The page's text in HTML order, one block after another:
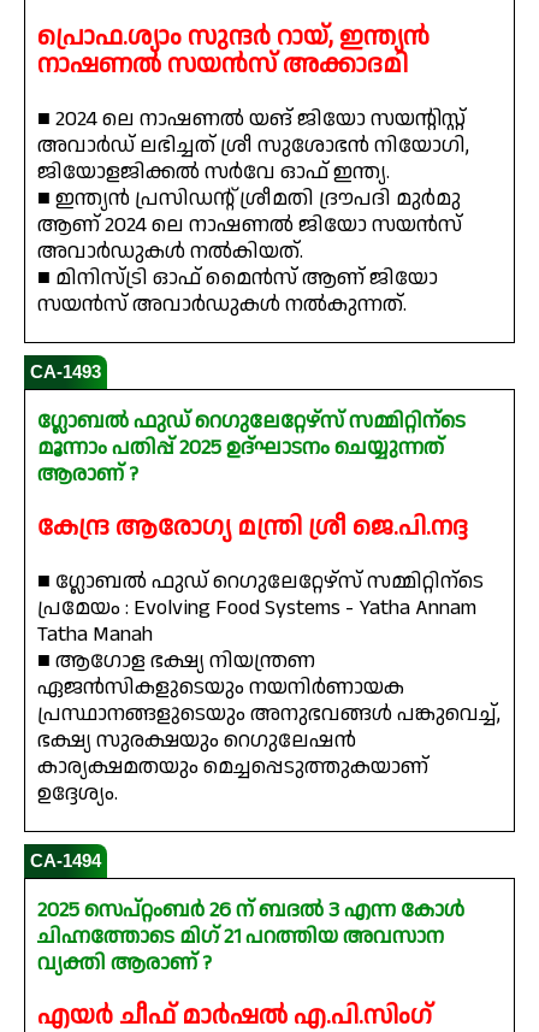
പ്രൊഫ.ശ്യാം സുന്ദർ റായ്, ഇന്ത്യൻ
നാഷണൽ സയൻസ് അക്കാദമി
■ 2024 ലെ നാഷണൽ യങ് ജിയോ സയന്റിസ്റ്റ്
അവാർഡ് ലഭിച്ചത് ശ്രീ സുശോഭൻ നിയോഗി,
ജിയോളജിക്കൽ സർവേ ഓഫ് ഇന്ത്യ.
■ ഇന്ത്യൻ പ്രസിഡന്റ് ശ്രീമതി ദ്രൗപദി മുർമു
ആണ് 2024 ലെ നാഷണൽ ജിയോ സയൻസ്
അവാർഡുകൾ നൽകിയത്.
■ മിനിസ്ട്രി ഓഫ് മൈൻസ് ആണ് ജിയോ
സയൻസ് അവാർഡുകൾ നൽകുന്നത്.
CA-1493
ഗ്ലോബൽ ഫുഡ് റെഗുലേറ്റേഴ്‌സ് സമ്മിറ്റിന്ടെ
മൂന്നാം പതിപ്പ് 2025 ഉദ്‌ഘാടനം ചെയ്യുന്നത്
ആരാണ് ?
കേന്ദ്ര ആരോഗ്യ മന്ത്രി ശ്രീ ജെ.പി.നദ്ദ
■ ഗ്ലോബൽ ഫുഡ് റെഗുലേറ്റേഴ്‌സ് സമ്മിറ്റിന്ടെ
പ്രമേയം : Evolving Food Systems - Yatha Annam
Tatha Manah
■ ആഗോള ഭക്ഷ്യ നിയന്ത്രണ
ഏജൻസികളുടെയും നയനിർണായക
പ്രസ്ഥാനങ്ങളുടെയും അനുഭവങ്ങൾ പങ്കുവെച്ച്,
ഭക്ഷ്യ സുരക്ഷയും റെഗുലേഷൻ
കാര്യക്ഷമതയും മെച്ചപ്പെടുത്തുകയാണ്
ഉദ്ദേശ്യം.
CA-1494
2025 സെപ്റ്റംബർ 26 ന് ബദൽ 3 എന്ന കോൾ
ചിഹ്നത്തോടെ മിഗ് 21 പറത്തിയ അവസാന
വ്യക്തി ആരാണ് ?
എയർ ചീഫ് മാർഷൽ എ.പി.സിംഗ്